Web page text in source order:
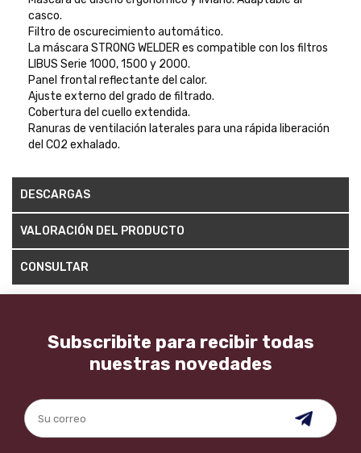
casco.
Filtro de oscurecimiento automático.
La máscara STRONG WELDER es compatible con los filtros
LIBUS Serie 1000, 1500 y 2000.
Panel frontal reflectante del calor.
Ajuste externo del grado de filtrado.
Cobertura del cuello extendida.
Ranuras de ventilación laterales para una rápida liberación
del CO2 exhalado.
DESCARGAS
VALORACIÓN DEL PRODUCTO
CONSULTAR
Subscribite para recibir todas
nuestras novedades